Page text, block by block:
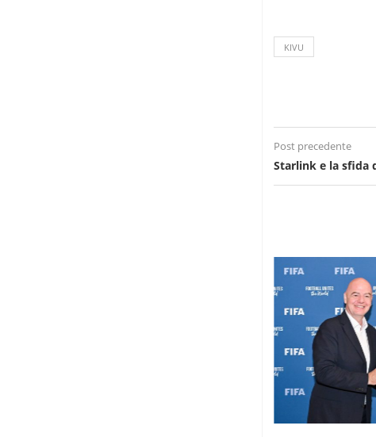
KIVU
Post precedente
Starlink e la sfida